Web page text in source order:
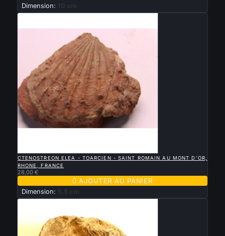
Dimension: 10 cm
CTENOSTREON ELEA - TOARCIEN - SAINT ROMAIN AU MONT D'OR,
RHONE, FRANCE
28,00 €
 AJOUTER AU PANIER
Dimension: 5.5 cm